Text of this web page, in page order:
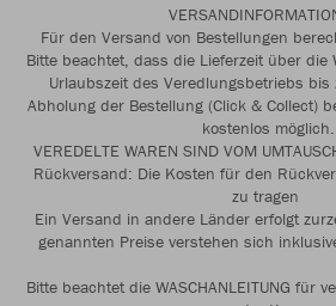
Für den Versand von Bestellungen
Bitte beachtet, dass die Lieferzeit über die
Urlaubszeit des Veredlungsbetriebs
Abholung der Bestellung (Click & Collect)
kostenlos möglich.
VEREDELTE WAREN SIND VOM
Rückversand: Die Kosten für den
zu tragen
Ein Versand in andere Länder erfolgt
genannten Preise verstehen sich
Bitte beachtet die WASCHANLEITUNG für